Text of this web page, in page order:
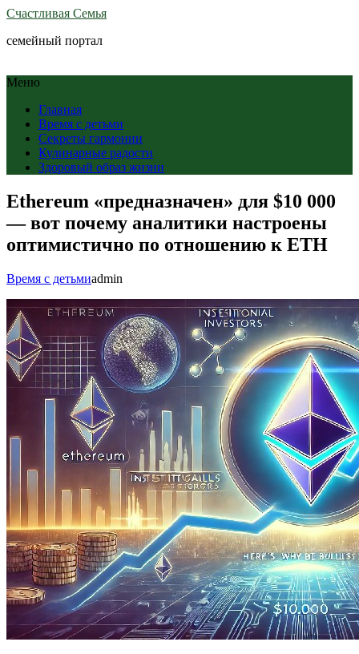
Счастливая Семья
семейный портал
Меню
Главная
Время с детьми
Секреты гармонии
Кулинарные радости
Здоровый образ жизни
Ethereum «предназначен» для $10 000
— вот почему аналитики настроены
оптимистично по отношению к ETH
Время с детьмиadmin